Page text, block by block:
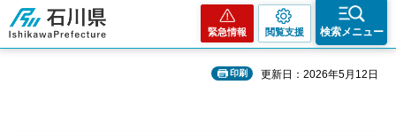
石川県
緊急情報 閲覧支援 検索メニュー
印刷 更新日：2026年5月12日